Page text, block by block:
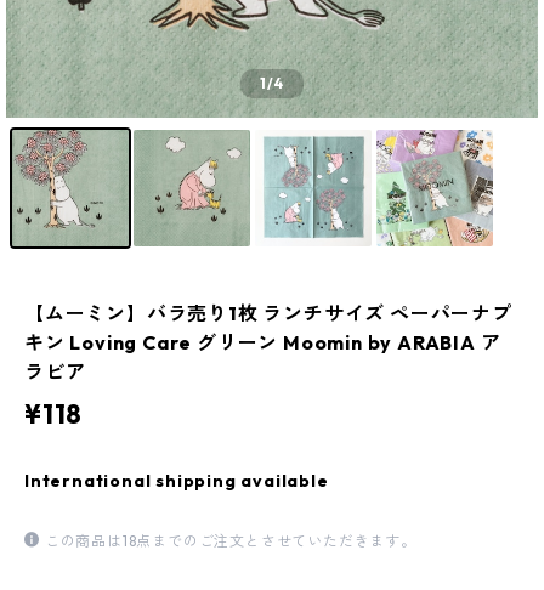
1/4
【ムーミン】バラ売り1枚 ランチサイズ ペーパーナプ
キン Loving Care グリーン Moomin by ARABIA ア
ラビア
¥118
International shipping available
この商品は18点までのご注文とさせていただきます。